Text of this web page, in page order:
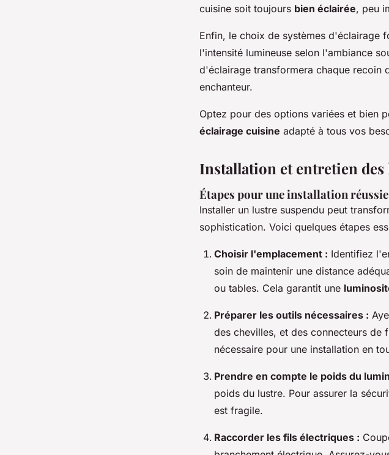
cuisine soit toujours bien éclairée, peu
Enfin, le choix de systèmes d'éclairage
l'intensité lumineuse selon l'ambiance
d'éclairage transformera chaque recoin
enchanteur.
Optez pour des options variées et bien
éclairage cuisine adapté à tous vos
Installation et entretien des
Étapes pour une installation
Installer un lustre suspendu peut
sophistication. Voici quelques étapes
Choisir l'emplacement : Identifiez
soin de maintenir une distance
ou tables. Cela garantit une
Préparer les outils nécessaires :
des chevilles, et des connecteurs
nécessaire pour une installation en
Prendre en compte le poids du
poids du lustre. Pour assurer la
est fragile.
Raccorder les fils électriques :